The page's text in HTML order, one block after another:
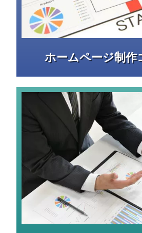
ホームページ制作